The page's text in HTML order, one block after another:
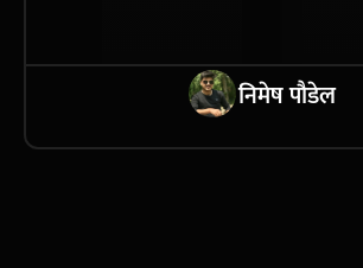
निमेष पौडेल